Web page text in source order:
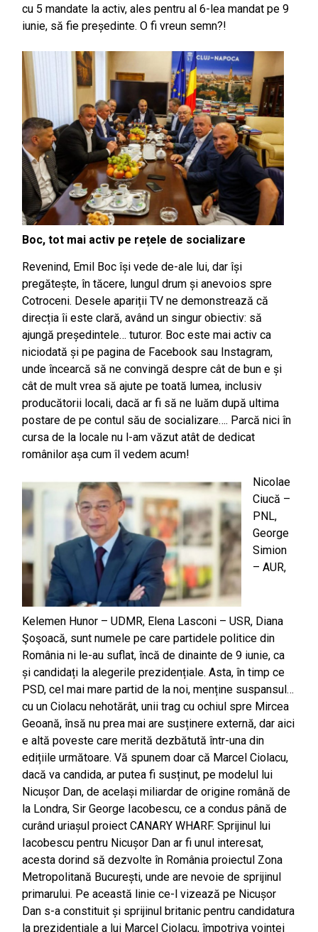
cu 5 mandate la activ, ales pentru al 6-lea mandat pe 9
iunie, să fie președinte. O fi vreun semn?!
Boc, tot mai activ pe rețele de socializare
Revenind, Emil Boc își vede de-ale lui, dar își
pregătește, în tăcere, lungul drum și anevoios spre
Cotroceni. Desele apariții TV ne demonstrează că
direcția îi este clară, având un singur obiectiv: să
ajungă președintele… tuturor. Boc este mai activ ca
niciodată și pe pagina de Facebook sau Instagram,
unde încearcă să ne convingă despre cât de bun e și
cât de mult vrea să ajute pe toată lumea, inclusiv
producătorii locali, dacă ar fi să ne luăm după ultima
postare de pe contul său de socializare…. Parcă nici în
cursa de la locale nu l-am văzut atât de dedicat
românilor așa cum îl vedem acum!
Nicolae
Ciucă –
PNL,
George
Simion
– AUR,
Kelemen Hunor – UDMR, Elena Lasconi – USR, Diana
Şoşoacă, sunt numele pe care partidele politice din
România ni le-au suflat, încă de dinainte de 9 iunie, ca
și candidați la alegerile prezidențiale. Asta, în timp ce
PSD, cel mai mare partid de la noi, menține suspansul…
cu un Ciolacu nehotărât, unii trag cu ochiul spre Mircea
Geoană, însă nu prea mai are susținere externă, dar aici
e altă poveste care merită dezbătută într-una din
edițiile următoare. Vă spunem doar că Marcel Ciolacu,
dacă va candida, ar putea fi susținut, pe modelul lui
Nicușor Dan, de același miliardar de origine română de
la Londra, Sir George Iacobescu, ce a condus până de
curând uriașul proiect CANARY WHARF. Sprijinul lui
Iacobescu pentru Nicușor Dan ar fi unul interesat,
acesta dorind să dezvolte în România proiectul Zona
Metropolitană București, unde are nevoie de sprijinul
primarului. Pe această linie ce-l vizează pe Nicușor
Dan s-a constituit și sprijinul britanic pentru candidatura
la prezidențiale a lui Marcel Ciolacu, împotriva voinței